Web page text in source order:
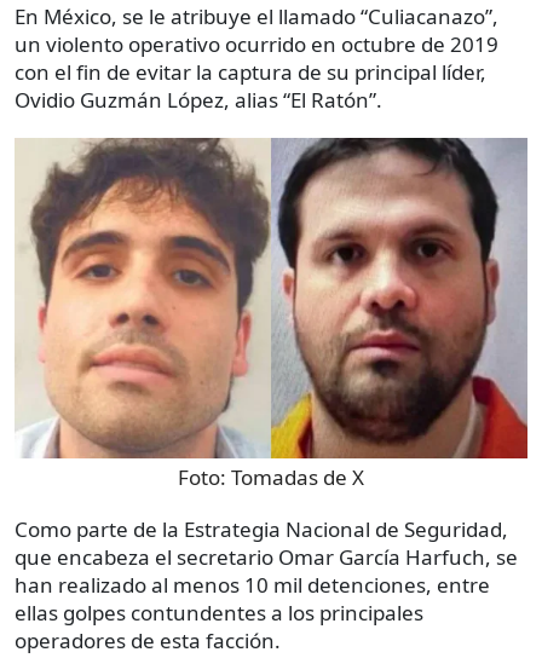
En México, se le atribuye el llamado “Culiacanazo”,
un violento operativo ocurrido en octubre de 2019
con el fin de evitar la captura de su principal líder,
Ovidio Guzmán López, alias “El Ratón”.
Foto: Tomadas de X
Como parte de la Estrategia Nacional de Seguridad,
que encabeza el secretario Omar García Harfuch, se
han realizado al menos 10 mil detenciones, entre
ellas golpes contundentes a los principales
operadores de esta facción.